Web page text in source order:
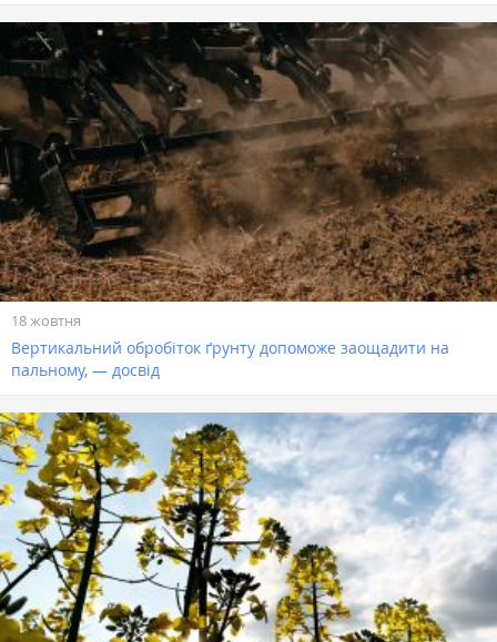
18 жовтня
Вертикальний обробіток ґрунту допоможе заощадити на
пальному, — досвід